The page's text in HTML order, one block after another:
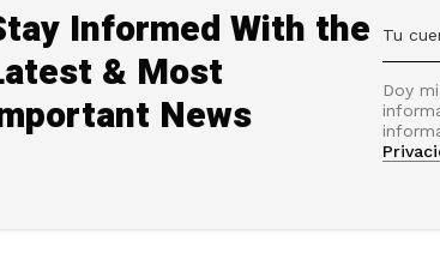
Informed With the
& Most
News
Doy